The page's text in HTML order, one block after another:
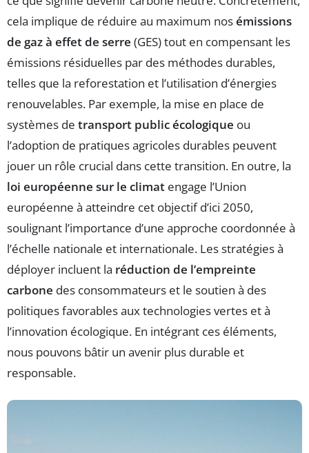
cela implique de réduire au maximum nosémissions
de gaz à effet de serre (GES) tout en compensant les
émissions résiduelles par des méthodes durables,
telles que la reforestation et l’utilisation d’énergies
renouvelables. Par exemple, la mise en place de
systèmes de transport public écologique ou
l’adoption de pratiques agricoles durables peuvent
jouer un rôle crucial dans cette transition. En outre, la
loi européenne sur le climat engage l’Union
européenne à atteindre cet objectif d’ici 2050,
soulignant l’importance d’une approche coordonnée à
l’échelle nationale et internationale. Les stratégies à
déployer incluent la réduction de l’empreinte
carbone des consommateurs et le soutien à des
politiques favorables aux technologies vertes et à
l’innovation écologique. En intégrant ces éléments,
nous pouvons bâtir un avenir plus durable et
responsable.